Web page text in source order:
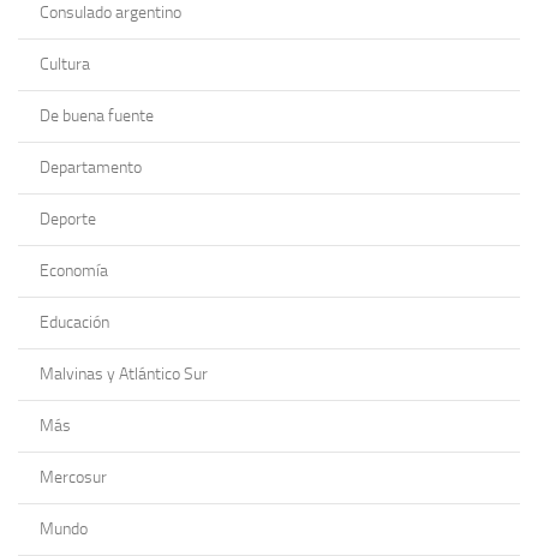
Consulado argentino
Cultura
De buena fuente
Departamento
Deporte
Economía
Educación
Malvinas y Atlántico Sur
Más
Mercosur
Mundo